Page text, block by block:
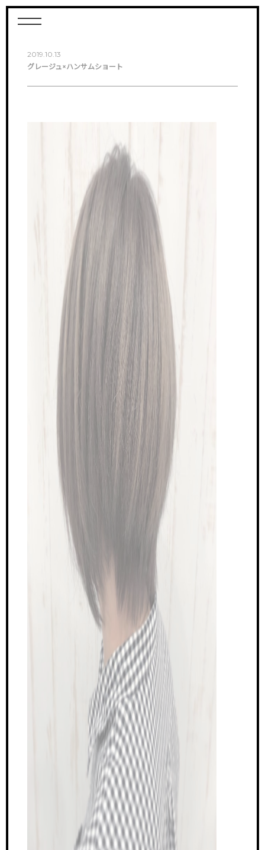
グレージュ×ハンサムショート
2019.10.13